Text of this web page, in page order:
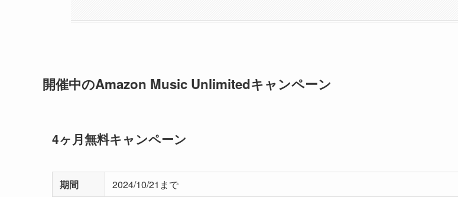
開催中のAmazon Music Unlimitedキャンペーン
4ヶ月無料キャンペーン
期間
2024/10/21まで